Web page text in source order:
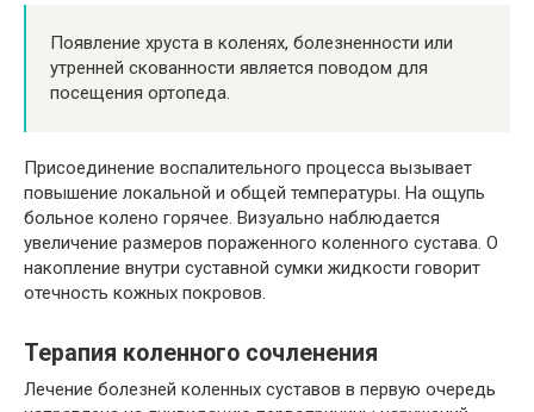
Появление хруста в коленях, болезненности или
утренней скованности является поводом для
посещения ортопеда.
Присоединение воспалительного процесса вызывает
повышение локальной и общей температуры. На ощупь
больное колено горячее. Визуально наблюдается
увеличение размеров пораженного коленного сустава. О
накопление внутри суставной сумки жидкости говорит
отечность кожных покровов.
Терапия коленного сочленения
Лечение болезней коленных суставов в первую очередь